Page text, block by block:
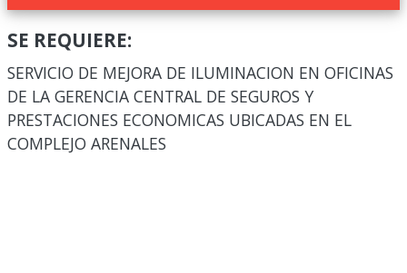
SE REQUIERE:
SERVICIO DE MEJORA DE ILUMINACION EN OFICINAS
DE LA GERENCIA CENTRAL DE SEGUROS Y
PRESTACIONES ECONOMICAS UBICADAS EN EL
COMPLEJO ARENALES